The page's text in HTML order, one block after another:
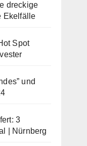
dreckige
Ekelfälle
Spot
und
3
| Nürnberg